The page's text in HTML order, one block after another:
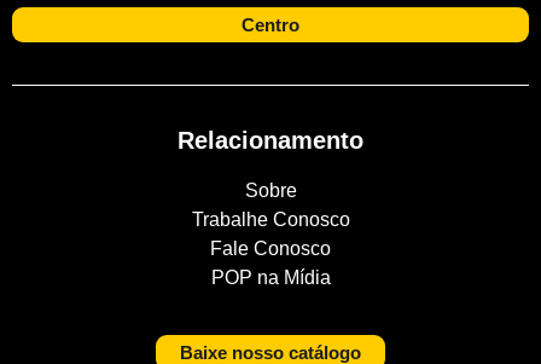
Centro
Relacionamento
Sobre
Trabalhe Conosco
Fale Conosco
POP na Mídia
Baixe nosso catálogo